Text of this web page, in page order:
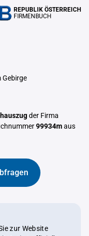
REPUBLIK ÖSTERREICH
FIRMENBUCH
Gebirge
der Firma
99934maus
zur Website